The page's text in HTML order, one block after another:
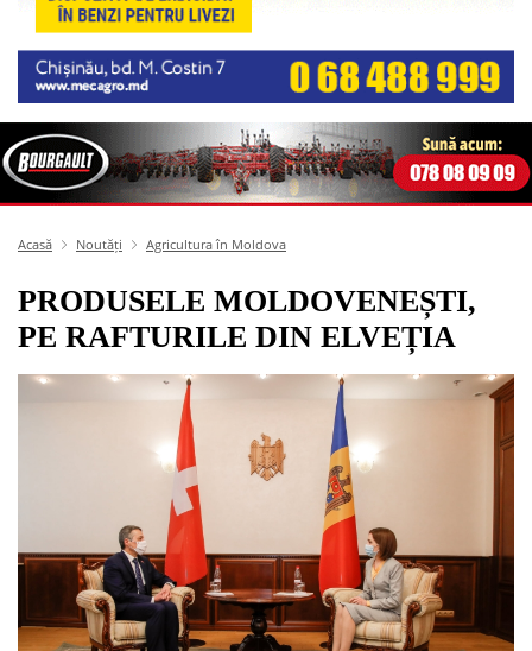
Acasă Noutăți Agricultura în Moldova
PRODUSELE MOLDOVENEȘTI,
PE RAFTURILE DIN ELVEȚIA